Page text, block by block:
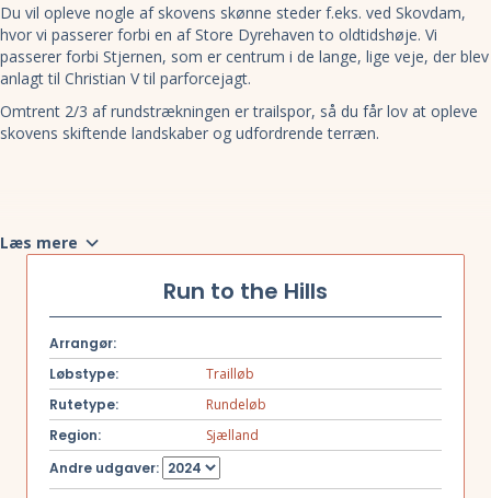
Du vil opleve nogle af skovens skønne steder f.eks. ved Skovdam,
hvor vi passerer forbi en af Store Dyrehaven to oldtidshøje. Vi
passerer forbi Stjernen, som er centrum i de lange, lige veje, der blev
anlagt til Christian V til parforcejagt.
Omtrent 2/3 af rundstrækningen er trailspor, så du får lov at opleve
skovens skiftende landskaber og udfordrende terræn.
Læs mere
Run to the Hills
Arrangør:
Løbstype:
Trailløb
Rutetype:
Rundeløb
Region:
Sjælland
Andre udgaver: